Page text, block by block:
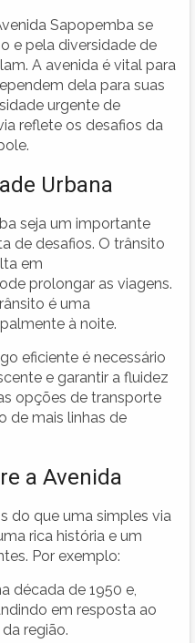
Sapopemba se
e pela diversidade de
A avenida é vital para
dela para suas
urgente de
reflete os desafios da
Urbana
seja um importante
de desafios. O trânsito
em
prolongar as viagens.
é uma
à noite.
eficiente é necessário
e garantir a fluidez
opções de transporte
de mais linhas de
a Avenida
do que uma simples via
rica história e um
Por exemplo:
década de 1950 e,
em resposta ao
região.